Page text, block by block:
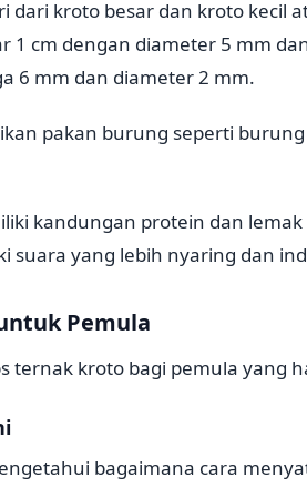
dari kroto besar dan kroto kecil
1 cm dengan diameter 5 mm
6 mm dan diameter 2 mm.
pakan burung seperti
kandungan protein dan
suara yang lebih nyaring dan
Pemula
ternak kroto bagi pemula yang
bagaimana cara